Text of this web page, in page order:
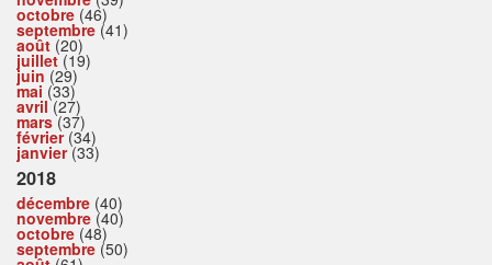
octobre (46)
septembre (41)
août (20)
juillet(19)
juin (29)
mai (33)
avril(27)
mars(37)
février(34)
janvier(33)
2018
décembre (40)
novembre (40)
octobre (48)
septembre (50)